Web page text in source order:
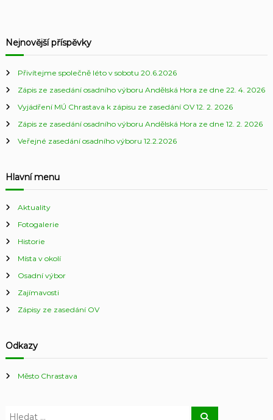
Nejnovější příspěvky
Přivítejme společně léto v sobotu 20.6.2026
Zápis ze zasedání osadního výboru Andělská Hora ze dne 22. 4. 2026
Vyjádření MÚ Chrastava k zápisu ze zasedání OV 12. 2. 2026
Zápis ze zasedání osadního výboru Andělská Hora ze dne 12. 2. 2026
Veřejné zasedání osadního výboru 12.2.2026
Hlavní menu
Aktuality
Fotogalerie
Historie
Místa v okolí
Osadní výbor
Zajímavosti
Zápisy ze zasedání OV
Odkazy
Město Chrastava
H
H